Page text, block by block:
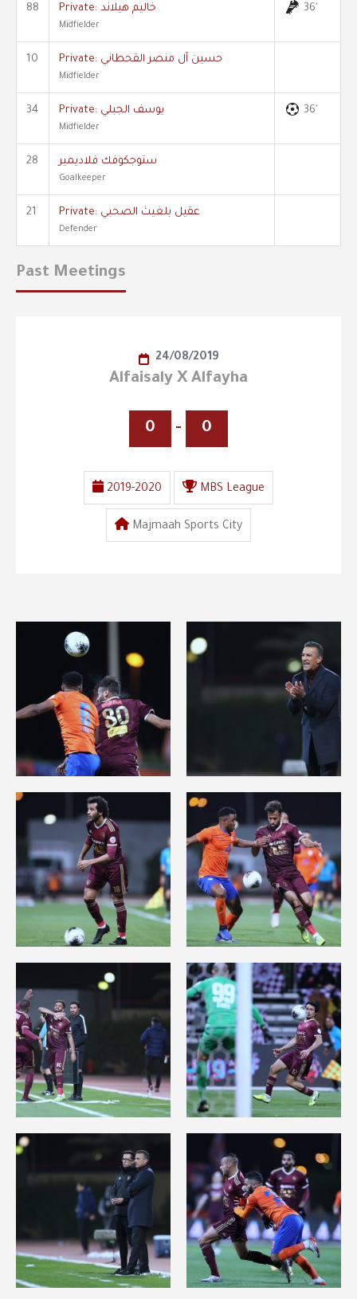
88 Private: خاليم هيلاند
Midfielder
36'
10 Private: حسين آل منصر القحطاني
Midfielder
34 Private: يوسف الجبلي
Midfielder
36'
28 ستوجكوفك فلاديمير
Goalkeeper
21 Private: عقيل بلغيث الصحبي
Defender
Past Meetings
24/08/2019
Alfaisaly X Alfayha
0 - 0
2019-2020 MBS League
Majmaah Sports City